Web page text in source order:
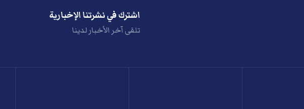
اشترك في نشرتنا الإخبارية
تلقى آخر الأخبار لدينا